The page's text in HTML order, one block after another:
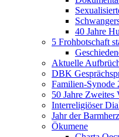
40 Jahre
5 Frohbotschaft
Aktuelle
DBK
Familien-Synode
50 Jahre Zweites
Interreligiöser
Jahr der
Ökumene